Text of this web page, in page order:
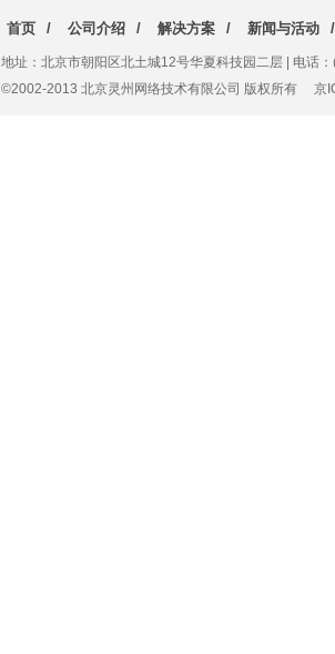
首页 / 公司介绍 / 解决方案 / 新闻与活动 /
地址：北京市朝阳区北土城12号华夏科技园二层 | 电话
©2002-2013 北京灵州网络技术有限公司 版权所有 京